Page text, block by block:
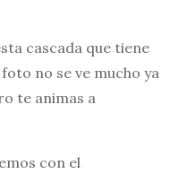
cascada que tiene
no se ve mucho ya
te animas a
con el